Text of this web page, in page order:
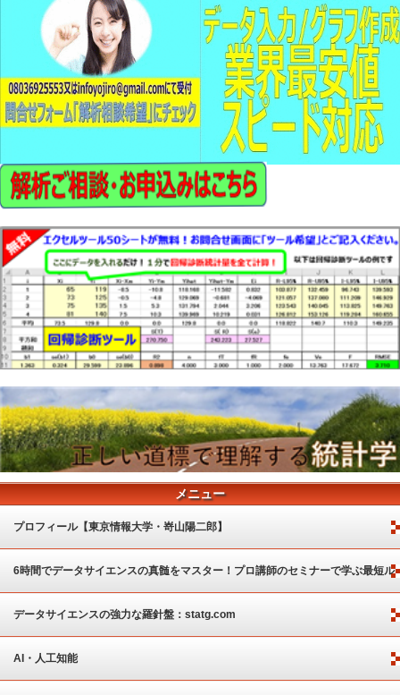
メニュー
プロフィール【東京情報大学・嵜山陽二郎】
6時間でデータサイエンスの真髄をマスター！プロ講師のセミナーで学ぶ最短ル
ート
データサイエンスの強力な羅針盤：statg.com
AI・人工知能